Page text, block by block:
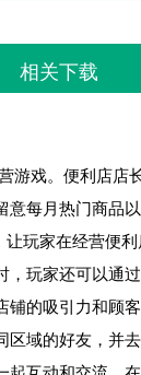
相关下载
游戏。便利店店
意每月热门商品
玩家在经营便
，玩家还可以通
铺的吸引力和顾
区域的好友，并